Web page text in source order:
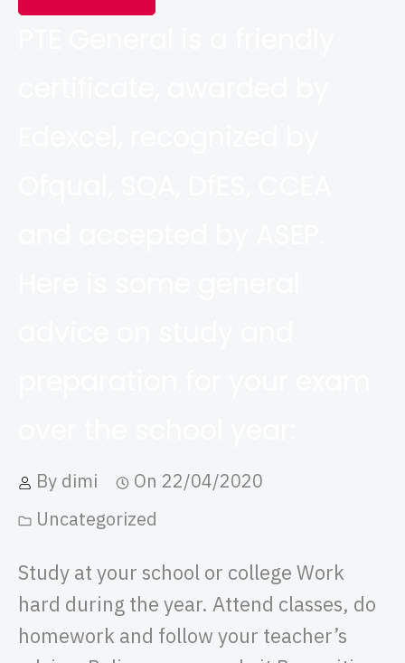
By dimi On 22/04/2020
Uncategorized
Study at your school or college Work
hard during the year. Attend classes, do
homework and follow your teacher’s